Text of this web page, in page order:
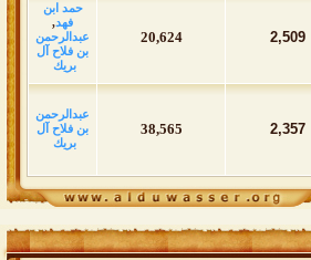
2,509
20,624
حمد ابن
فهد,
عبدالرحمن
بن فلاح آل
بريك
2,357
38,565
عبدالرحمن
بن فلاح آل
بريك